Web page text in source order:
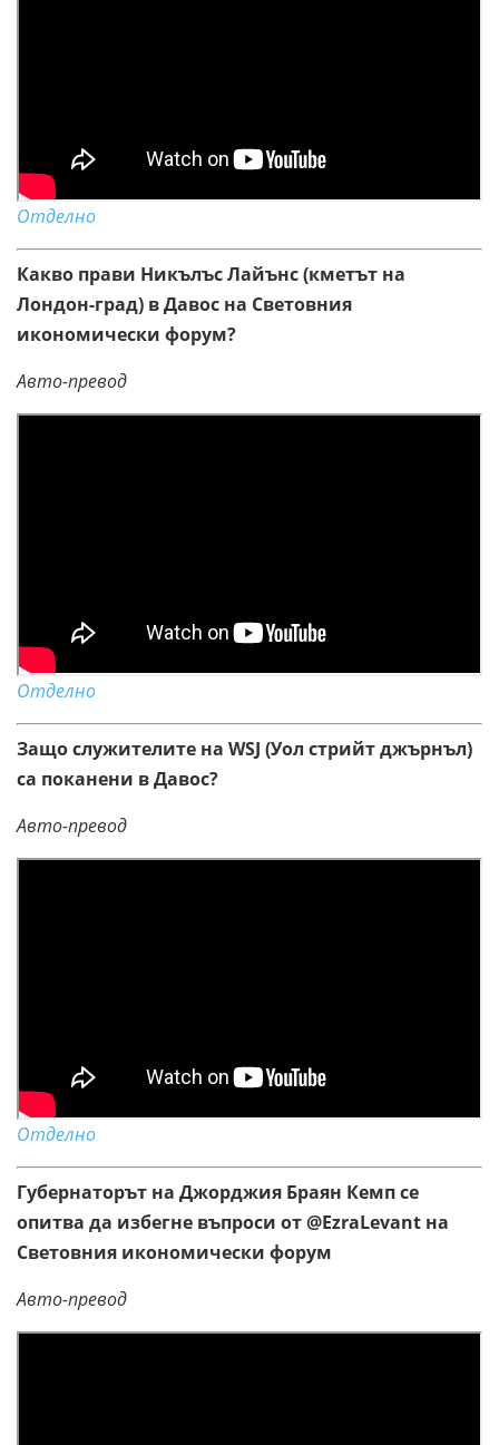
Отделно
Какво прави Никълъс Лайънс (кметът на
Лондон-град) в Давос на Световния
икономически форум?
Авто-превод
Отделно
Защо служителите на WSJ (Уол стрийт джърнъл)
са поканени в Давос?
Авто-превод
Отделно
Губернаторът на Джорджия Браян Кемп се
опитва да избегне въпроси от @EzraLevant на
Световния икономически форум
Авто-превод